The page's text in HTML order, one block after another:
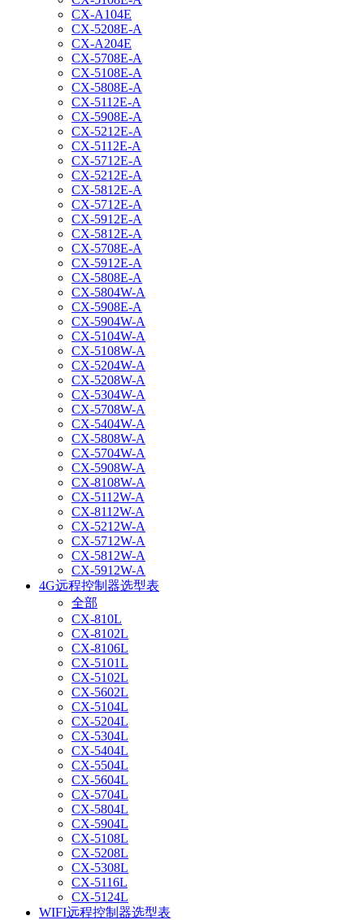
CX-A104E
CX-5208E-A
CX-A204E
CX-5708E-A
CX-5108E-A
CX-5808E-A
CX-5112E-A
CX-5908E-A
CX-5212E-A
CX-5112E-A
CX-5712E-A
CX-5212E-A
CX-5812E-A
CX-5712E-A
CX-5912E-A
CX-5812E-A
CX-5708E-A
CX-5912E-A
CX-5808E-A
CX-5804W-A
CX-5908E-A
CX-5904W-A
CX-5104W-A
CX-5108W-A
CX-5204W-A
CX-5208W-A
CX-5304W-A
CX-5708W-A
CX-5404W-A
CX-5808W-A
CX-5704W-A
CX-5908W-A
CX-8108W-A
CX-5112W-A
CX-8112W-A
CX-5212W-A
CX-5712W-A
CX-5812W-A
CX-5912W-A
4G远程控制器选型表
全部
CX-810L
CX-8102L
CX-8106L
CX-5101L
CX-5102L
CX-5602L
CX-5104L
CX-5204L
CX-5304L
CX-5404L
CX-5504L
CX-5604L
CX-5704L
CX-5804L
CX-5904L
CX-5108L
CX-5208L
CX-5308L
CX-5116L
CX-5124L
WIFI远程控制器选型表